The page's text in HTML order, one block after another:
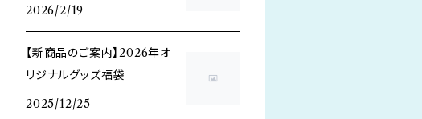
2026/2/19
【新商品のご案内】2026年オ
リジナルグッズ福袋
2025/12/25